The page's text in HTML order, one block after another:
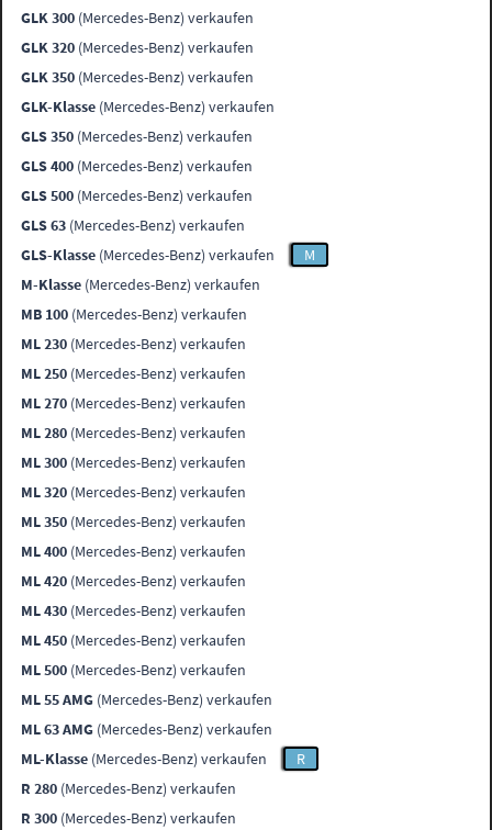
GLK 300 (Mercedes-Benz) verkaufen
GLK 320 (Mercedes-Benz) verkaufen
GLK 350 (Mercedes-Benz) verkaufen
GLK-Klasse (Mercedes-Benz) verkaufen
GLS 350 (Mercedes-Benz) verkaufen
GLS 400 (Mercedes-Benz) verkaufen
GLS 500 (Mercedes-Benz) verkaufen
GLS 63 (Mercedes-Benz) verkaufen
GLS-Klasse (Mercedes-Benz) verkaufen
M
M-Klasse (Mercedes-Benz) verkaufen
MB 100 (Mercedes-Benz) verkaufen
ML 230 (Mercedes-Benz) verkaufen
ML 250 (Mercedes-Benz) verkaufen
ML 270 (Mercedes-Benz) verkaufen
ML 280 (Mercedes-Benz) verkaufen
ML 300 (Mercedes-Benz) verkaufen
ML 320 (Mercedes-Benz) verkaufen
ML 350 (Mercedes-Benz) verkaufen
ML 400 (Mercedes-Benz) verkaufen
ML 420 (Mercedes-Benz) verkaufen
ML 430 (Mercedes-Benz) verkaufen
ML 450 (Mercedes-Benz) verkaufen
ML 500 (Mercedes-Benz) verkaufen
ML 55 AMG (Mercedes-Benz) verkaufen
ML 63 AMG (Mercedes-Benz) verkaufen
ML-Klasse (Mercedes-Benz) verkaufen
R
R 280 (Mercedes-Benz) verkaufen
R 300 (Mercedes-Benz) verkaufen